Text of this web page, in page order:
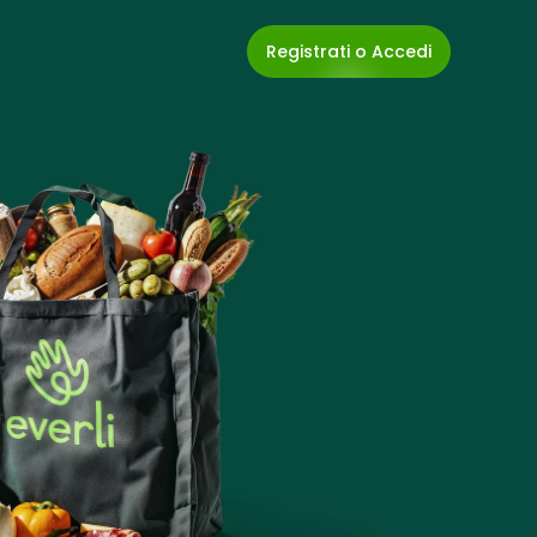
Registrati o Accedi